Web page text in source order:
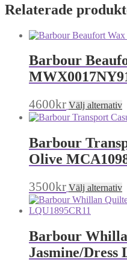
Relaterade
Barbour
4600kr Välj alternativ
Barbour
Olive
3500kr Välj alternativ
Barbour
Jasmine/Dress